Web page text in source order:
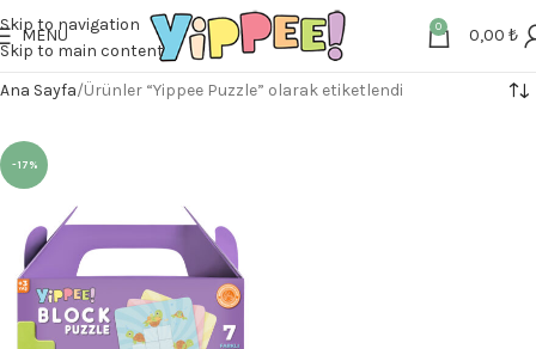
Skip to navigation
Skip to main content
MENU 0 0,00 ₺
Ana Sayfa Ürünler “Yippee Puzzle” olarak etiketlendi
-17%